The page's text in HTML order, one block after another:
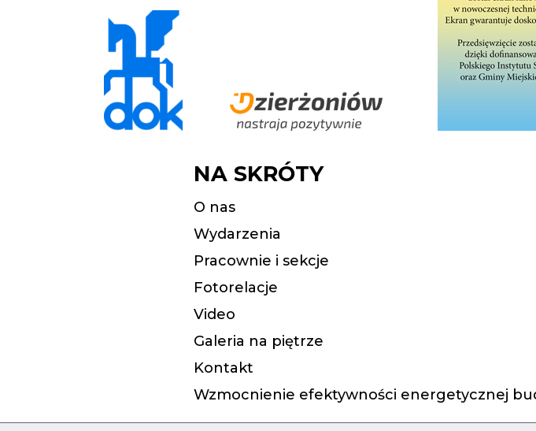
NA SKRÓTY
O nas
Wydarzenia
Pracownie i sekcje
Fotorelacje
Video
Galeria na piętrze
Kontakt
Wzmocnienie efektywności energetycznej